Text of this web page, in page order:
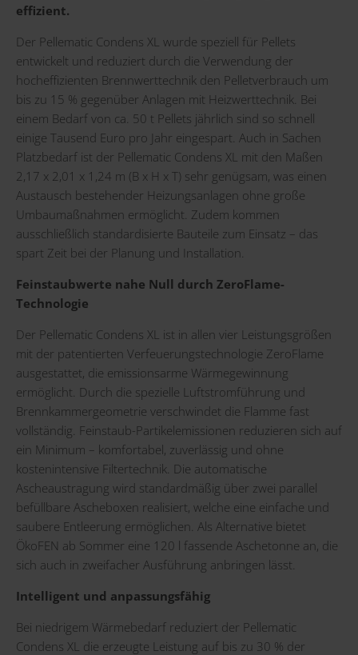
effizient.
Der Pellematic Condens XL wurde speziell für Pellets
entwickelt und reduziert durch die Verwendung der
hocheffizienten Brennwerttechnik den Pelletverbrauch um
bis zu 15 % gegenüber Anlagen mit Heizwerttechnik. Bei
einem Bedarf von ca. 50 t Pellets jährlich sind so schnell
einige Tausend Euro pro Jahr eingespart. Auch in Sachen
Platzbedarf ist der Pellematic Condens XL mit den Maßen
2,17 x 2,01 x 1,24 m (B x H x T) sehr genügsam, was einen
Austausch bestehender Heizungsanlagen ohne große
Umbaumaßnahmen ermöglicht. Zudem kommen
ausschließlich standardisierte Bauteile zum Einsatz – das
spart Zeit bei der Planung und Installation.
Feinstaubwerte nahe Null durch ZeroFlame-
Technologie
Der Pellematic Condens XL ist in allen vier Leistungsgrößen
mit der patentierten Verfeuerungstechnologie ZeroFlame
ausgestattet, die emissionsarme Wärmegewinnung
ermöglicht. Durch die spezielle Luftstromführung und
Brennkammergeometrie verschwindet die Flamme fast
vollständig. Feinstaub-Partikelemissionen reduzieren sich auf
ein Minimum – komfortabel, zuverlässig und ohne
kostenintensive Filtertechnik. Die automatische
Ascheaustragung wird standardmäßig über zwei parallel
befüllbare Ascheboxen realisiert, welche eine einfache und
saubere Entleerung ermöglichen. Als Alternative bietet
ÖkoFEN ab Sommer eine 120 l fassende Aschetonne an, die
sich auch in zweifacher Ausführung anbringen lässt.
Intelligent und anpassungsfähig
Bei niedrigem Wärmebedarf reduziert der Pellematic
Condens XL die erzeugte Leistung auf bis zu 30 % der